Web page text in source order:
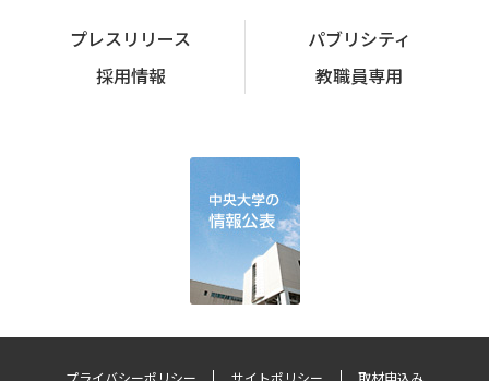
プレスリリース
パブリシティ
採用情報
教職員専用
プライバシーポリシー サイトポリシー 取材申込み